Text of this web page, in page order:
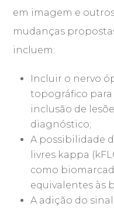
em imagem e
mudanças
incluem:
Incluir o nervo
topográfico para
inclusão de
diagnóstico;
A possibilidade
livres kappa
como
equivalentes às
A adição do